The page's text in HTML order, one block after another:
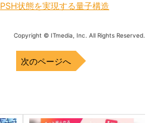
PSH状態を実現する量子構造
Copyright © ITmedia, Inc. All Rights Reserved.
次のページへ